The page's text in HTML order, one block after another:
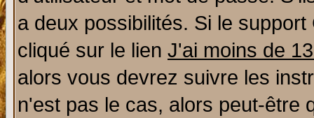
a deux possibilités. Si le
cliqué sur le lien J'ai moins de
alors vous devrez suivre les
n'est pas le cas, alors peut-être